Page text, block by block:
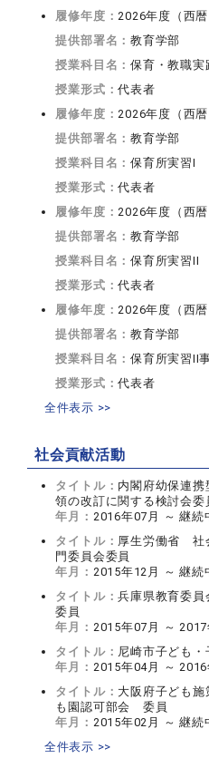
履修年度：2026年度（西暦
提供部署名：教育学部
授業科目名：保育・教職実
授業形式：代表者
履修年度：2026年度（西暦
提供部署名：教育学部
授業科目名：保育所実習I
授業形式：代表者
履修年度：2026年度（西暦
提供部署名：教育学部
授業科目名：保育所実習II
授業形式：代表者
履修年度：2026年度（西暦
提供部署名：教育学部
授業科目名：保育所実習II
授業形式：代表者
全件表示 >>
社会貢献活動
タイトル： 内閣府幼保連
領の改訂に関する検討会委
年月： 2016年07月 ～ 継続
タイトル： 厚生労働省 社
門委員会委員
年月： 2015年12月 ～ 継続
タイトル：兵庫県教育委
委員
年月： 2015年07月 ～ 2017
タイトル： 尼崎市子ども
年月： 2015年04月 ～ 2016
タイトル： 大阪府子ども
も園認可部会 委員
年月： 2015年02月 ～ 継続
全件表示 >>